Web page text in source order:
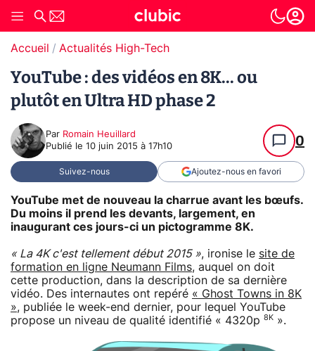
Accueil Actualités High-Tech
YouTube : des vidéos en 8K... ou
plutôt en Ultra HD phase 2
Par Romain Heuillard
Publié le 10 juin 2015 à 17h10 0
Suivez-nous Ajoutez-nous en favori
YouTube met de nouveau la charrue avant les bœufs.
Du moins il prend les devants, largement, en
inaugurant ces jours-ci un pictogramme 8K.
« La 4K c'est tellement début 2015 », ironise le site de
formation en ligne Neumann Films, auquel on doit
cette production, dans la description de sa dernière
vidéo. Des internautes ont repéré « Ghost Towns in 8K
», publiée le week-end dernier, pour lequel YouTube
propose un niveau de qualité identifié « 4320p 8K ».